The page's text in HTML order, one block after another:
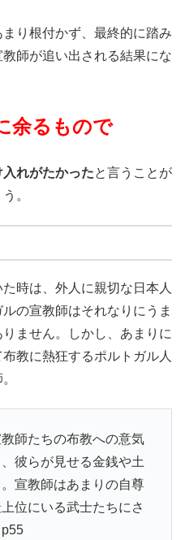
り根付かず、最終的に踏み
師が追い出される結果にな
余るもので
れがたかったと言うことが
。
時は、外人に親切な日本人
の宣教師はそれなりにうま
ません。しかし、あまりに
教に熱狂するポルトガル人
師たちの布教への意気
彼らが見せる金銭や土
宣教師はあまりの自尊
位にいる武士たちにさ